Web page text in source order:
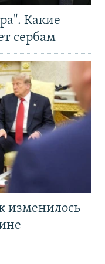
Какие
сербам
изменилось